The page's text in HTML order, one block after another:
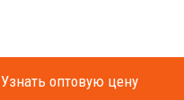
Узнать оптовую цену